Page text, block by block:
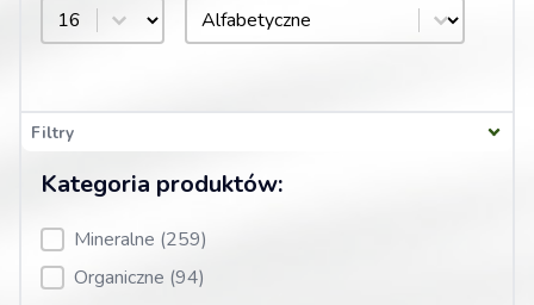
Widok:
Sortowanie produktów:
Sortowanie produktów:
Filtry
Kategoria produktów:
Kategoria produktów:
Mineralne (259)
Organiczne (94)